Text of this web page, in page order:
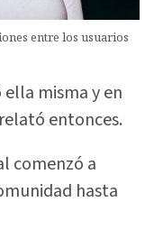
entre los usuarios
misma y en
entonces.
comenzó a
hasta